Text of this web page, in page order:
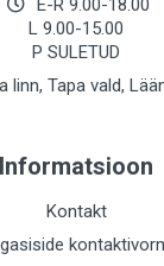
E-R 9.00-18.00
L 9.00-15.00
P SULETUD
linn, Tapa vald,
Informatsioon
Kontakt